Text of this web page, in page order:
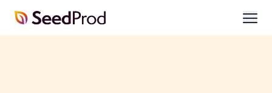
SeedProd